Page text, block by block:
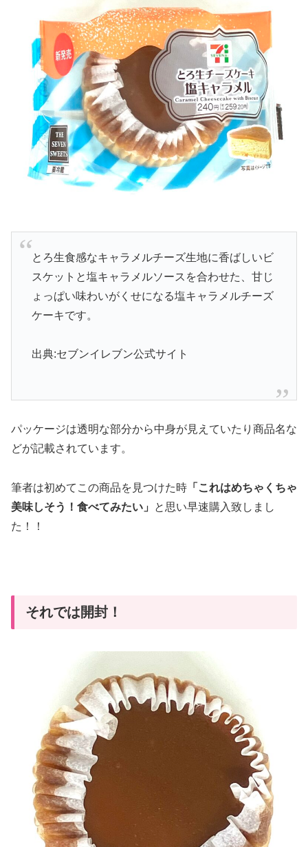
とろ生食感なキャラメルチーズ生地に香ばしいビ
スケットと塩キャラメルソースを合わせた、甘じ
ょっぱい味わいがくせになる塩キャラメルチーズ
ケーキです。
出典:セブンイレブン公式サイト
パッケージは透明な部分から中身が見えていたり商品名な
どが記載されています。
筆者は初めてこの商品を見つけた時 「これはめちゃくちゃ
美味しそう！食べてみたい」
と思い早速購入致しまし
た！！
それでは開封！